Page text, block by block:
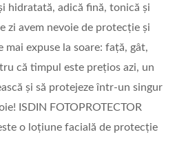
hidratată, adică fină, tonică și
zi avem nevoie de protecție și
mai expuse la soare: față, gât,
că timpul este prețios azi, un
și să protejeze într-un singur
ISDIN FOTOPROTECTOR
o loțiune facială de protecție